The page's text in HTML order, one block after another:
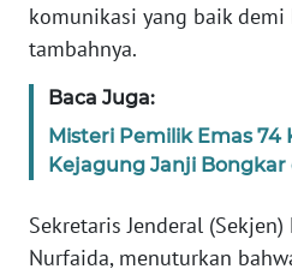
komunikasi yang baik demi
tambahnya.
Baca Juga:
Misteri Pemilik Emas 74
Kejagung Janji
Sekretaris Jenderal
Nurfaida, menuturkan
WN
JABAR
BANTEN
NTT